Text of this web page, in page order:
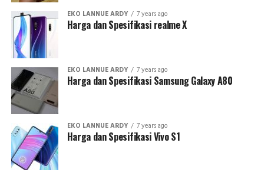
EKO LANNUE ARDY 7 years ago
Harga dan Spesifikasi realme X
EKO LANNUE ARDY 7 years ago
Harga dan Spesifikasi Samsung Galaxy A80
EKO LANNUE ARDY 7 years ago
Harga dan Spesifikasi Vivo S1